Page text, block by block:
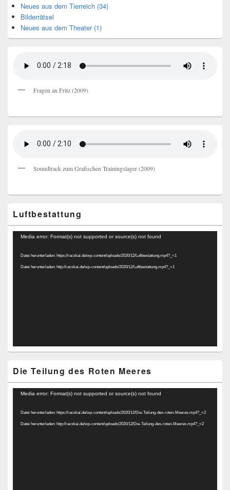
Neues aus dem Tierreich (34)
Bilderrätsel
Neues aus dem Theater (1)
Fragen an Fritz (2009)
Soundtrack zum Grafischen Trainingslager (2009)
Luftbestattung
Video-
Media error: Format(s) not supported or source(s) not found
Datei herunterladen: https://racskai.de/wp-content/uploads/2020/12/Luftbestattung.mp4?_=1
Datei herunterladen: http://racskai.de/wp-content/uploads/2020/12/Luftbestattung.mp4?_=1
Die Teilung des Roten Meeres
Video-
Media error: Format(s) not supported or source(s) not found
Datei herunterladen: https://racskai.de/wp-content/uploads/2020/12/Die-Teilung-des-roten-Meeres.mp4?_=2
Datei herunterladen: http://racskai.de/wp-content/uploads/2020/12/Die-Teilung-des-roten-Meeres.mp4?_=2